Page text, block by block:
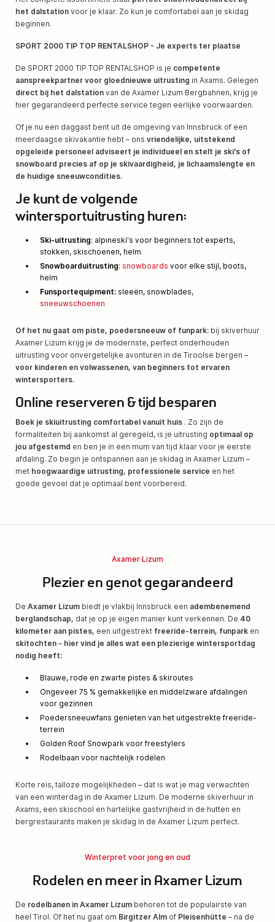
het dalstation voor je klaar. Zo kun je comfortabel aan je skidag
beginnen.
SPORT 2000 TIP TOP RENTALSHOP - Je experts ter plaatse
De SPORT 2000 TIP TOP RENTALSHOP is je competente
aanspreekpartner voor gloednieuwe uitrusting in Axams. Gelegen
direct bij het dalstation van de Axamer Lizum Bergbahnen, krijg je
hier gegarandeerd perfecte service tegen eerlijke voorwaarden.
Of je nu een daggast bent uit de omgeving van Innsbruck of een
meerdaagse skivakantie hebt – ons vriendelijke, uitstekend
opgeleide personeel adviseert je individueel en stelt je ski's of
snowboard precies af op je skivaardigheid, je lichaamslengte en
de huidige sneeuwcondities.
Je kunt de volgende
wintersportuitrusting huren:
Ski-uitrusting: alpineski's voor beginners tot experts,
stokken, skischoenen, helm
Snowboarduitrusting: snowboards voor elke stijl, boots,
helm
Funsportequipment: sleeën, snowblades,
sneeuwschoenen
Of het nu gaat om piste, poedersneeuw of funpark: bij skiverhuur
Axamer Lizum krijg je de modernste, perfect onderhouden
uitrusting voor onvergetelijke avonturen in de Tiroolse bergen –
voor kinderen en volwassenen, van beginners tot ervaren
wintersporters.
Online reserveren & tijd besparen
Boek je skiuitrusting comfortabel vanuit huis . Zo zijn de
formaliteiten bij aankomst al geregeld, is je uitrusting optimaal op
jou afgestemd en ben je in een mum van tijd klaar voor je eerste
afdaling. Zo begin je ontspannen aan je skidag in Axamer Lizum –
met hoogwaardige uitrusting, professionele service en het
goede gevoel dat je optimaal bent voorbereid.
Axamer Lizum
Plezier en genot gegarandeerd
De Axamer Lizum biedt je vlakbij Innsbruck een adembenemend
berglandschap, dat je op je eigen manier kunt verkennen. De 40
kilometer aan pistes, een uitgestrekt freeride-terrein, funpark en
skitochten – hier vind je alles wat een plezierige wintersportdag
nodig heeft:
Blauwe, rode en zwarte pistes & skiroutes
Ongeveer 75 % gemakkelijke en middelzware afdalingen
voor gezinnen
Poedersneeuwfans genieten van het uitgestrekte freeride-
terrein
Golden Roof Snowpark voor freestylers
Rodelbaan voor nachtelijk rodelen
Korte reis, talloze mogelijkheden – dat is wat je mag verwachten
van een winterdag in de Axamer Lizum. De moderne skiverhuur in
Axams, een skischool en hartelijke gastvrijheid in de hutten en
bergrestaurants maken je skidag in de Axamer Lizum perfect.
Winterpret voor jong en oud
Rodelen en meer in Axamer Lizum
De rodelbanen in Axamer Lizum behoren tot de populairste van
heel Tirol. Of het nu gaat om Birgitzer Alm of Pleisenhütte – na de